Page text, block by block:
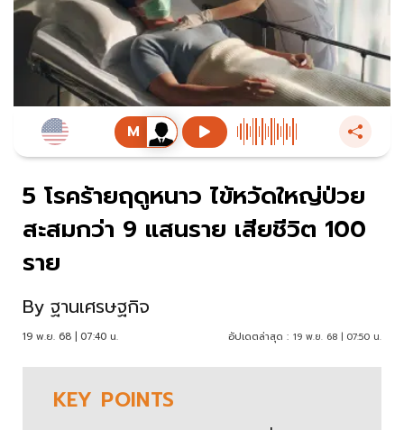
5 โรคร้ายฤดูหนาว ไข้หวัดใหญ่ป่วย
สะสมกว่า 9 แสนราย เสียชีวิต 100
ราย
By ฐานเศรษฐกิจ
19 พ.ย. 68 | 07:40 น. อัปเดตล่าสุด : 19 พ.ย. 68 | 07:50 น.
KEY POINTS